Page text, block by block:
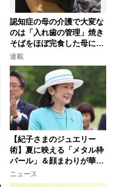
認知症の母の介護で大変な
のは「入れ歯の管理」焼き
そばをほぼ完食した母に息
子が血の気が引いた理由
連載
【紀子さまのジュエリー
術】夏に映える「メタル枠
パール」＆顔まわりが華や
ぐ「揺れる一粒」の使い分
け方
ニュース